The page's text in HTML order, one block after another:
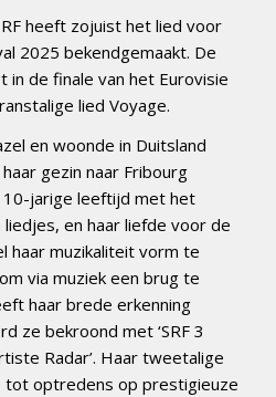
heeft zojuist het lied voor
2025 bekendgemaakt. De
de finale van het Eurovisie
lied Voyage.
en woonde in Duitsland
gezin naar Fribourg
jarige leeftijd met het
en haar liefde voor de
haar muzikaliteit vorm te
via muziek een brug te
haar brede erkenning
ze bekroond met ‘SRF 3
Radar’. Haar tweetalige
optredens op prestigieuze